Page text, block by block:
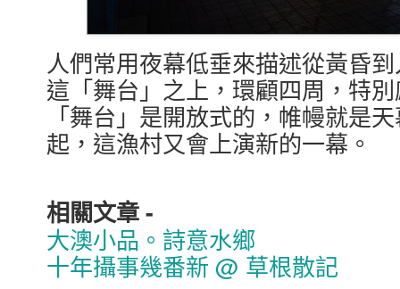
人們常用夜幕低垂來描述從黃昏
這「舞台」之上，環顧四周，特
「舞台」是開放式的，帷幔就是
起，這漁村又會上演新的一幕。
相關文章 -
大澳小品。詩意水鄉
十年攝事幾番新 @ 草根散記